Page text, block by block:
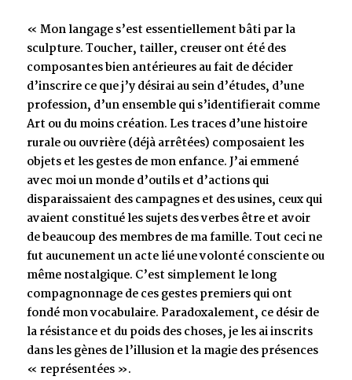
« Mon langage s’est essentiellement bâti par la
sculpture. Toucher, tailler, creuser ont été des
composantes bien antérieures au fait de décider
d’inscrire ce que j’y désirai au sein d’études, d’une
profession, d’un ensemble qui s’identifierait comme
Art ou du moins création. Les traces d’une histoire
rurale ou ouvrière (déjà arrêtées) composaient les
objets et les gestes de mon enfance. J’ai emmené
avec moi un monde d’outils et d’actions qui
disparaissaient des campagnes et des usines, ceux qui
avaient constitué les sujets des verbes être et avoir
de beaucoup des membres de ma famille. Tout ceci ne
fut aucunement un acte lié une volonté consciente ou
même nostalgique. C’est simplement le long
compagnonnage de ces gestes premiers qui ont
fondé mon vocabulaire. Paradoxalement, ce désir de
la résistance et du poids des choses, je les ai inscrits
dans les gènes de l’illusion et la magie des présences
« représentées ».